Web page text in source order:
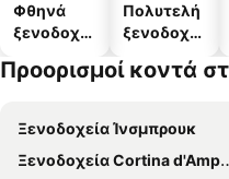
Φθηνά
ξενοδοχεί
Πολυτελή
ξενοδοχεί
Προορισμοί κοντά
Ξενοδοχεία Ίνσμπρουκ
Ξενοδοχεία Cortina d'Ampezzo